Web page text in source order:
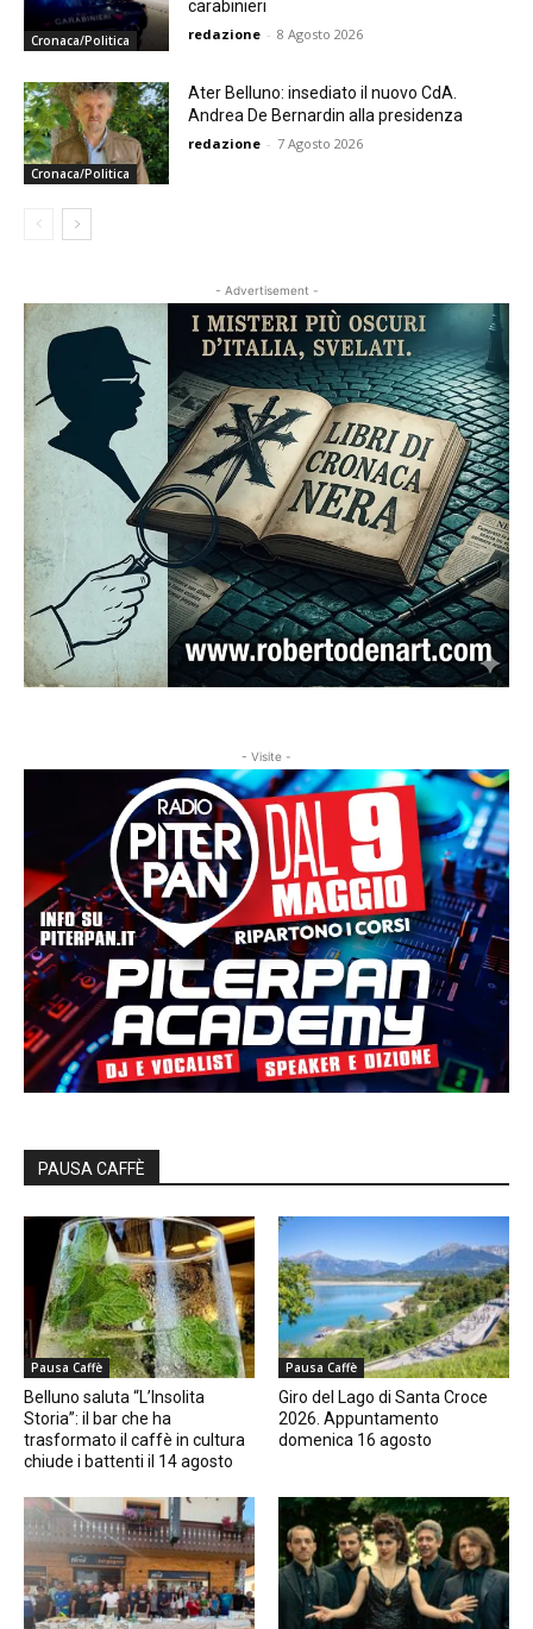
Cronaca/Politica
carabinieri
redazione - 8 Agosto 2026
Cronaca/Politica
Ater Belluno: insediato il nuovo CdA.
Andrea De Bernardin alla presidenza
redazione - 7 Agosto 2026
- Advertisement -
- Visite -
PAUSA CAFFÈ
Pausa Caffè
Belluno saluta “L’Insolita
Storia”: il bar che ha
trasformato il caffè in cultura
chiude i battenti il 14 agosto
Pausa Caffè
Giro del Lago di Santa Croce
2026. Appuntamento
domenica 16 agosto